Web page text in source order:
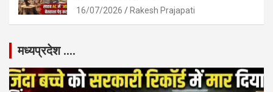
16/07/2026 Rakesh Prajapati
मध्यप्रदेश ….